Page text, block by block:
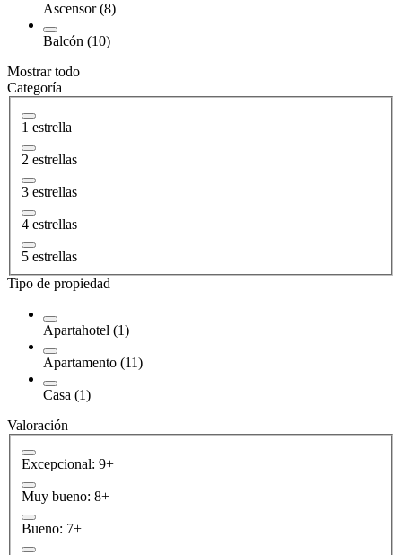
Ascensor (8)
Balcón (10)
Mostrar todo
Categoría
1 estrella
2 estrellas
3 estrellas
4 estrellas
5 estrellas
Tipo de propiedad
Apartahotel (1)
Apartamento (11)
Casa (1)
Valoración
Excepcional: 9+
Muy bueno: 8+
Bueno: 7+